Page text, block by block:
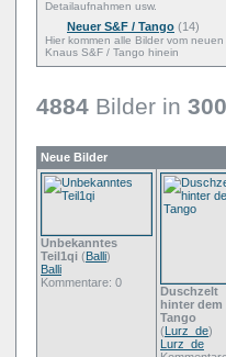
Detailaufnahmen usw.
Neuer S&F / Tango (14)
Hier kommen alle Bilder vom neuen
Knaus S&F / Tango hinein
4884 Bilder in 300
Neue Bilder
Unbekanntes
Teil1qi (Balli)
Balli
Kommentare: 0
Duschzelt
hinter dem
Tango
(Lurz_de)
Lurz_de